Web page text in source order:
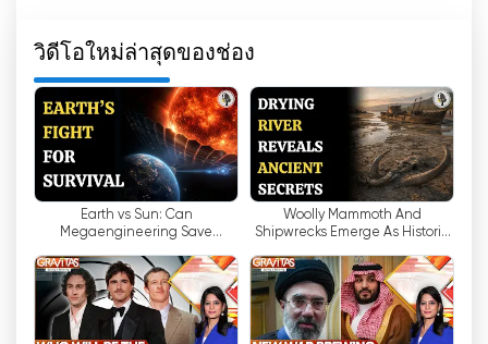
โลกจึงกลายเป็นสิ่งจำเป็น อย่างไรก็ตาม การหาแหล่ง
ข่าวที่น่าเชื่อถือซึ่งให้การวิเคราะห์เชิงลึกและการ
รายงานที่เป็นกลางอาจเป็นเรื่องยาก' และนี่คือจุดที่
WION - The World is One News เข้ามามีบทบาท
โดยนำเสนอมุมมองใหม่ๆ เกี่ยวกับข่าวต่างประเทศ และ
ส่งเสริมให้ผู้คนได้สำรวจโลกของตนเอง
WION เป็นช่องโทรทัศน์ที่ไม่ได้นำเสนอเพียงแค่ข่าว
ประจำวันเท่านั้น โดยมีสำนักงานใหญ่ตั้งอยู่ที่กรุงนิวเด
ลี พวกเขาเสนอข่าวทุกชั่วโมง เพื่อให้ผู้ชมได้รับข้อมูล
ข่าวสารล่าสุดจากทั่วโลกอย่างต่อเนื่อง แต่ WION
ไม่ใช่แค่ช่องข่าวธรรมดาๆ เท่านั้น
วิดีโอใหม่ล่าสุดของช่อง
Earth vs Sun: Can
Megaengineering Save
WION Podcast
Woolly Mammoth And
Shipwrecks Emerge As Historic